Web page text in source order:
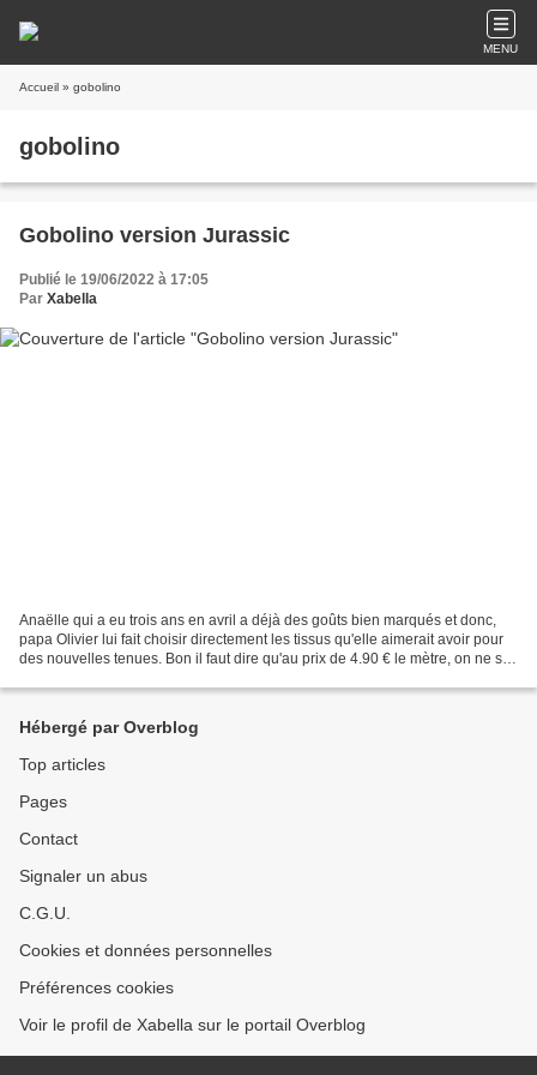
MENU
Accueil » gobolino
gobolino
Gobolino version Jurassic
Publié le 19/06/2022 à 17:05
Par Xabella
Anaëlle qui a eu trois ans en avril a déjà des goûts bien marqués et donc,
papa Olivier lui fait choisir directement les tissus qu'elle aimerait avoir pour
des nouvelles tenues. Bon il faut dire qu'au prix de 4.90 € le mètre, on ne se
Hébergé par Overblog
Top articles
Pages
Contact
Signaler un abus
C.G.U.
Cookies et données personnelles
Préférences cookies
Voir le profil de Xabella sur le portail Overblog